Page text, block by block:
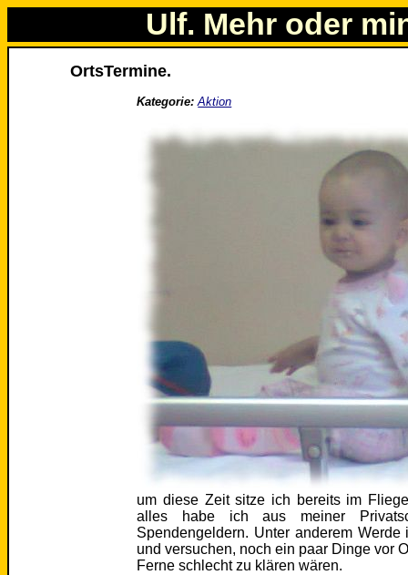
Ulf. Mehr oder
OrtsTermine.
Kategorie: Aktion
um diese Zeit sitze ich bereits im
alles habe ich aus meiner
Spendengeldern. Unter anderem
und versuchen, noch ein paar Dinge vor
Ferne schlecht zu klären wären.